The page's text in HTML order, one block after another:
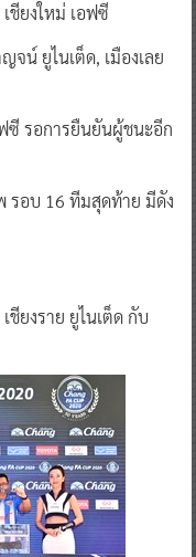
ชียงใหม่ เอฟซี
จน์ ยูไนเต็ด, เมืองเลย
ซี รอการยืนยันผู้ชนะอีก
รอบ 16 ทีมสุดท้าย มีดัง
ชียงราย ยูไนเต็ด กับ